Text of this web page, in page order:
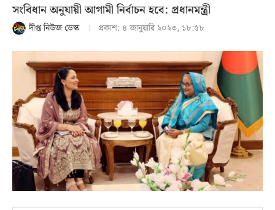
সংবিধান অনুযায়ী আগামী নির্বাচন হবে: প্রধানমন্ত্রী
দীপ্ত নিউজ ডেস্ক প্রকাশ: ৪ জানুয়ারি ২০২৩, ১৮:৫৮